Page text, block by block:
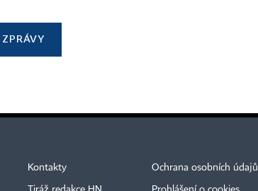
Kontakty Ochrana osobních údajů